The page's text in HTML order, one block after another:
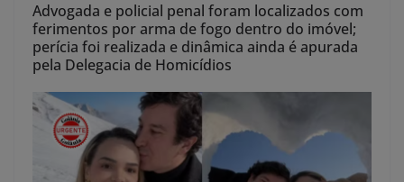
Advogada e policial penal foram localizados com
ferimentos por arma de fogo dentro do imóvel;
perícia foi realizada e dinâmica ainda é apurada
pela Delegacia de Homicídios